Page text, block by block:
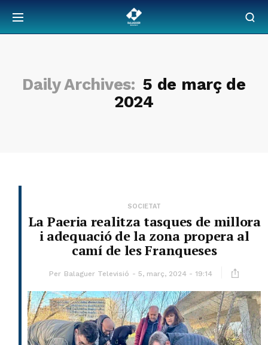
Daily Archives: 5 de març de
2024
SOCIETAT
La Paeria realitza tasques de millora
i adequació de la zona propera al
camí de les Franqueses
Per Balaguer Televisió 5, març, 2024 - 19:14